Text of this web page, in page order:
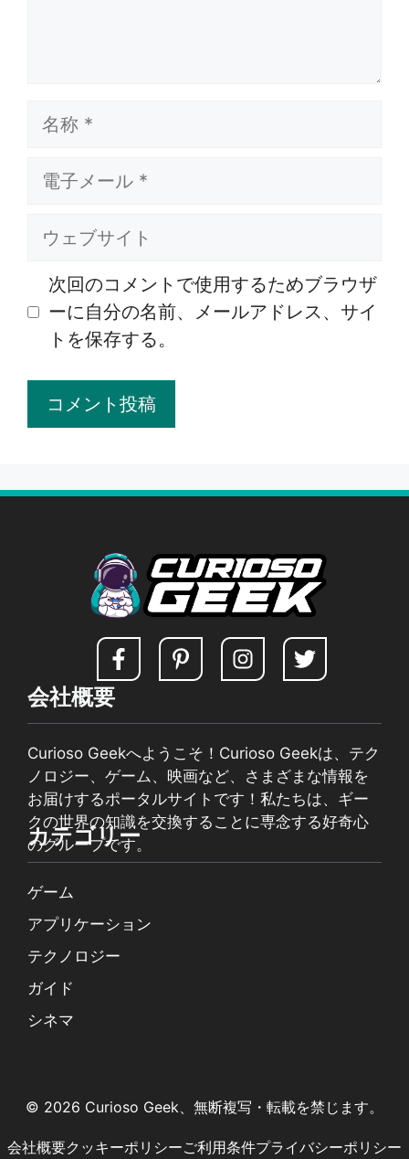
電
サ
次回のコメントで使用するためブラウザ
ーに自分の名前、メールアドレス、サイ
トを保存する。
会社概要
Curioso Geekへようこそ！Curioso Geekは、テク
ノロジー、ゲーム、映画など、さまざまな情報を
お届けするポータルサイトです！私たちは、ギー
クの世界の知識を交換することに専念する好奇心
のグループです。
カテゴリー
ゲーム
アプリケーション
テクノロジー
ガイド
シネマ
© 2026 Curioso Geek、無断複写・転載を禁じます。
プライバシーポリシー
ご利用条件
クッキーポリシー
会社概要